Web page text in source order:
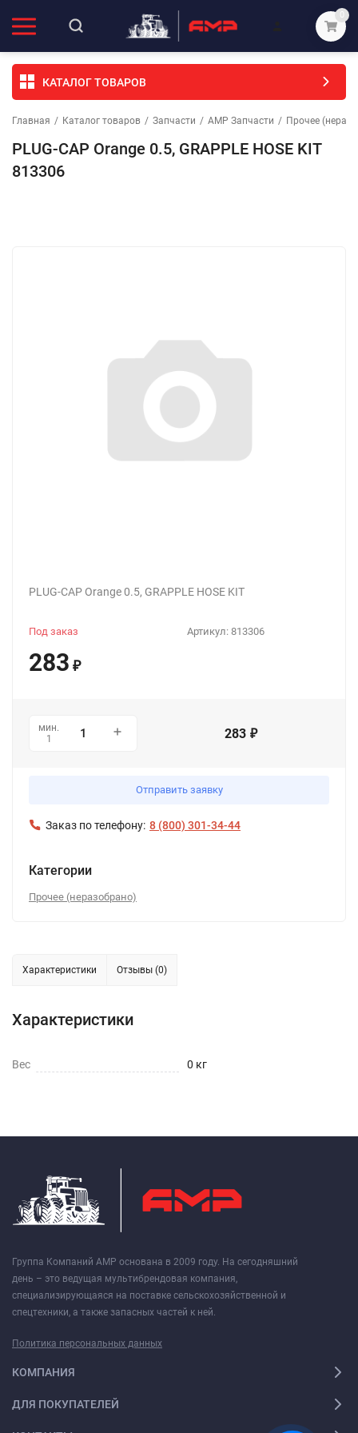
0
КАТАЛОГ ТОВАРОВ
Главная / Каталог товаров / Запчасти / АМР Запчасти / Прочее
PLUG-CAP Orange 0.5, GRAPPLE HOSE KIT
813306
PLUG-CAP Orange 0.5, GRAPPLE HOSE KIT
Артикул: 813306
Под заказ
283 ₽
мин.
1
283 ₽
Отправить заявку
Заказ по телефону: 8 (800) 301-34-44
Категории
Прочее (неразобрано)
Характеристики Отзывы (0)
Характеристики
Вес 0 кг
Группа Компаний АМР основана в 2009 году. На сегодняшний
день – это ведущая мультибрендовая компания,
специализирующаяся на поставке сельскохозяйственной и
спецтехники, а также запасных частей к ней.
Политика персональных данных
КОМПАНИЯ
ДЛЯ ПОКУПАТЕЛЕЙ